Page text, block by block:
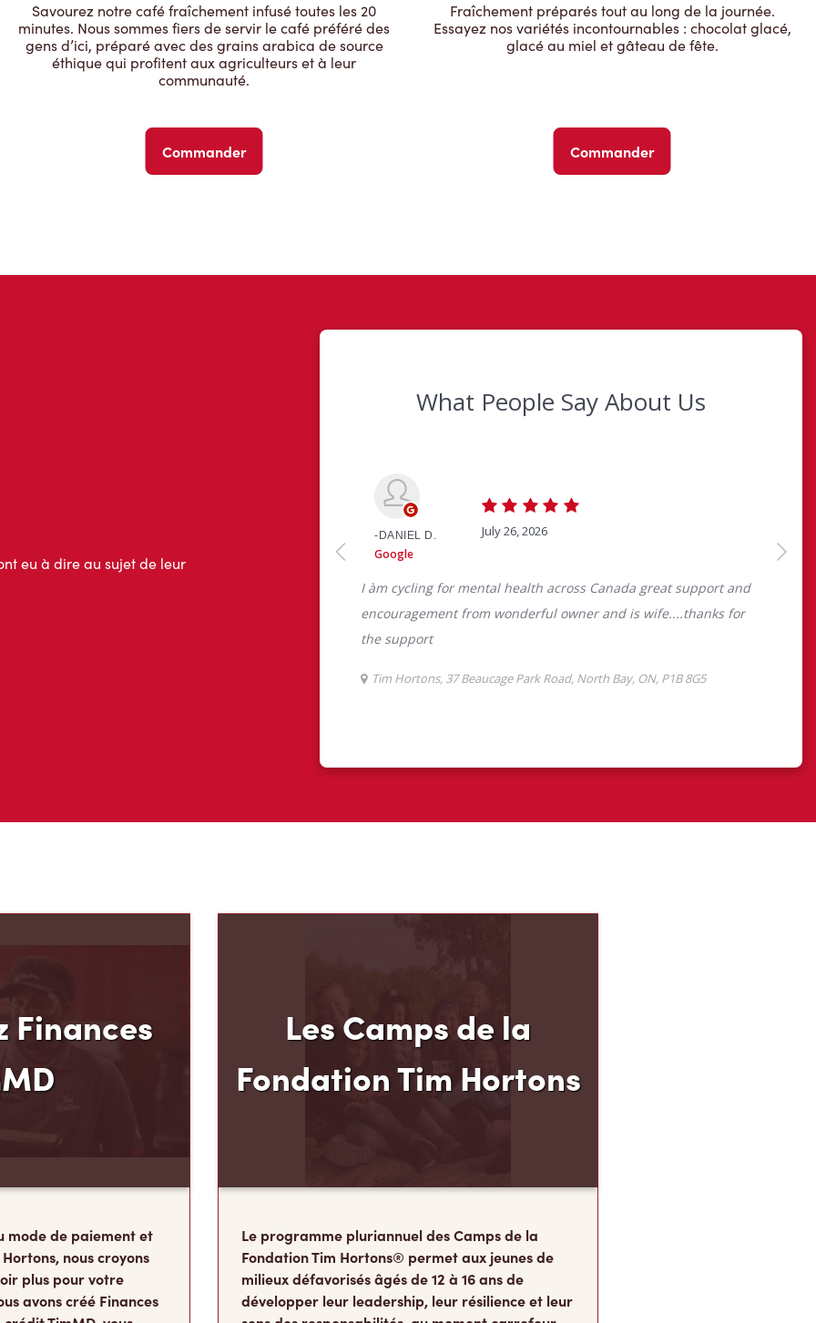
Savourez notre café fraîchement infusé toutes les 20
minutes. Nous sommes fiers de servir le café préféré des
gens d’ici, préparé avec des grains arabica de source
éthique qui profitent aux agriculteurs et à leur
communauté.
Commander
Fraîchement préparés tout au long de la journée.
Essayez nos variétés incontournables : chocolat glacé,
glacé au miel et gâteau de fête.
Commander
eu à dire au sujet de leur
Finances
mode de paiement et
nous croyons
plus pour votre
Les Camps de la
Fondation Tim Hortons
Le programme pluriannuel des Camps de la
Fondation Tim Hortons® permet aux jeunes de
milieux défavorisés âgés de 12 à 16 ans de